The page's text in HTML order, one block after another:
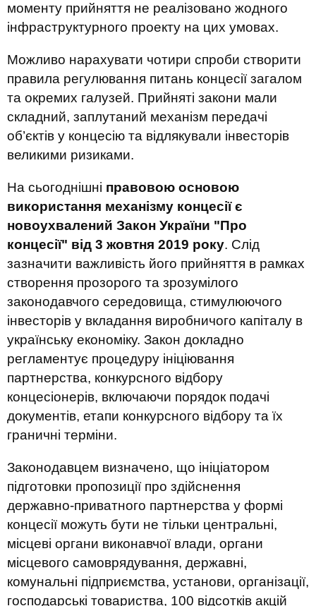
моменту прийняття не реалізовано жодного
інфраструктурного проекту на цих умовах.
Можливо нарахувати чотири спроби створити
правила регулювання питань концесії загалом
та окремих галузей. Прийняті закони мали
складний, заплутаний механізм передачі
об’єктів у концесію та відлякували інвесторів
великими ризиками.
На сьогоднішні правовою основою
використання механізму концесії є
новоухвалений Закон України "Про
концесії" від 3 жовтня 2019 року. Слід
зазначити важливість його прийняття в рамках
створення прозорого та зрозумілого
законодавчого середовища, стимулюючого
інвесторів у вкладання виробничого капіталу в
українську економіку. Закон докладно
регламентує процедуру ініціювання
партнерства, конкурсного відбору
концесіонерів, включаючи порядок подачі
документів, етапи конкурсного відбору та їх
граничні терміни.
Законодавцем визначено, що ініціатором
підготовки пропозиції про здійснення
державно-приватного партнерства у формі
концесії можуть бути не тільки центральні,
місцеві органи виконавчої влади, органи
місцевого самоврядування, державні,
комунальні підприємства, установи, організації,
господарські товариства, 100 відсотків акцій